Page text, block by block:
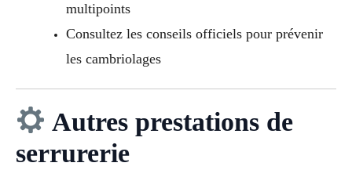
multipoints
Consultez les conseils officiels pour prévenir
les cambriolages
Autres prestations de
serrurerie